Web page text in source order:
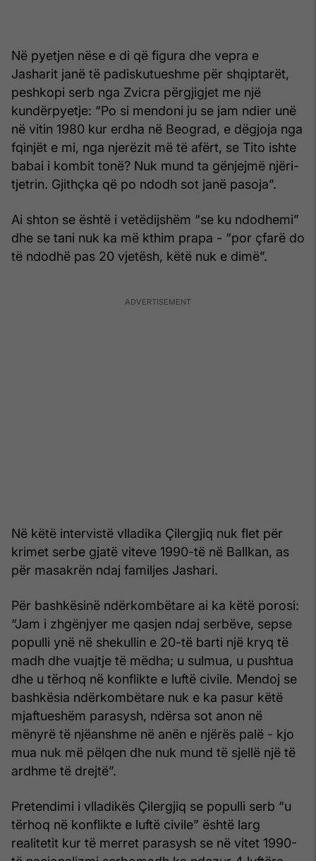
Në pyetjen nëse e di që figura dhe vepra e
Jasharit janë të padiskutueshme për shqiptarët,
peshkopi serb nga Zvicra përgjigjet me një
kundërpyetje: “Po si mendoni ju se jam ndier unë
në vitin 1980 kur erdha në Beograd, e dëgjoja nga
fqinjët e mi, nga njerëzit më të afërt, se Tito ishte
babai i kombit tonë? Nuk mund ta gënjejmë njëri-
tjetrin. Gjithçka që po ndodh sot janë pasoja”.
Ai shton se është i vetëdijshëm “se ku ndodhemi”
dhe se tani nuk ka më kthim prapa - “por çfarë do
të ndodhë pas 20 vjetësh, këtë nuk e dimë”.
Në këtë intervistë vlladika Çilergjiq nuk flet për
krimet serbe gjatë viteve 1990-të në Ballkan, as
për masakrën ndaj familjes Jashari.
Për bashkësinë ndërkombëtare ai ka këtë porosi:
“Jam i zhgënjyer me qasjen ndaj serbëve, sepse
populli ynë në shekullin e 20-të barti një kryq të
madh dhe vuajtje të mëdha; u sulmua, u pushtua
dhe u tërhoq në konflikte e luftë civile. Mendoj se
bashkësia ndërkombëtare nuk e ka pasur këtë
mjaftueshëm parasysh, ndërsa sot anon në
mënyrë të njëanshme në anën e njërës palë - kjo
mua nuk më pëlqen dhe nuk mund të sjellë një të
ardhme të drejtë”.
Pretendimi i vlladikës Çilergjiq se populli serb “u
tërhoq në konflikte e luftë civile” është larg
realitetit kur të merret parasysh se në vitet 1990-